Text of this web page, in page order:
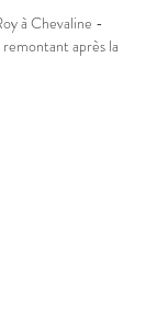
à Chevaline -
après la